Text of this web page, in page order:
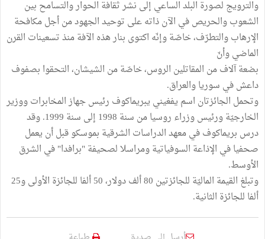
والترويج لصورة البلد الساعي إلى نشر ثقافة الحوار والتسامح بين
الشعوب والحريص في الآن ذاته على توحيد الجهود من أجل مكافحة
الإرهاب والتطرّف، خاصّة وإنّه اكتوى بنار هذه الآفة منذ تسعينات القرن
الماضي وأنّ
بضعة آلاف من المقاتلين الروس، خاصّة من الشيشان، التحقوا بصفوف
داعش في سوريا والعراق.
وتحمل الجائزتان اسم يفغيني يبريماكوف رئيس جهاز المخابرات ووزير
الخارجيّة ورئيس وزراء روسيا من سنة 1998 إلى سنة 1999. وقد
درس بريماكوف في معهد الدراسات الشرقية بموسكو قبل أن يعمل
صحفيا في الإذاعة السوفياتية ومراسلا لصحيفة "برافدا" في الشرق
الأوسط.
وتبلغ القيمة الماليّة للجائزتين 80 ألف دولار، 50 ألفا للجائزة الأولى و25
ألفا للجائزة الثانية.